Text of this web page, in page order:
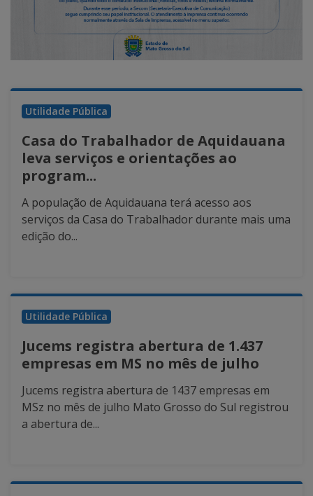
Utilidade Pública
Casa do Trabalhador de Aquidauana
leva serviços e orientações ao
program...
A população de Aquidauana terá acesso aos
serviços da Casa do Trabalhador durante mais uma
edição do...
Utilidade Pública
Jucems registra abertura de 1.437
empresas em MS no mês de julho
Jucems registra abertura de 1437 empresas em
MSz no mês de julho Mato Grosso do Sul registrou
a abertura de...